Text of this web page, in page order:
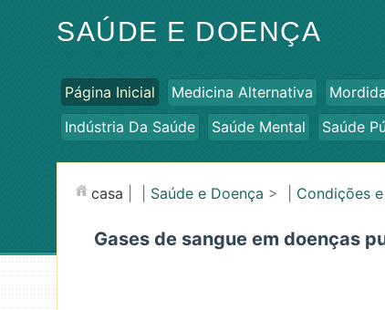
SAÚDE E DOENÇA
Página Inicial Medicina Alternativa
Indústria Da Saúde
Saúde Mental Saúde
casa Saúde e Doença > | Condições
Gases de sangue em doenças